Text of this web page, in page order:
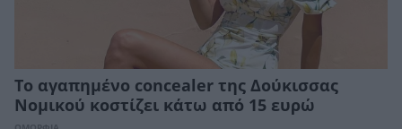
Το αγαπημένο concealer της Δούκισσας
Νομικού κοστίζει κάτω από 15 ευρώ